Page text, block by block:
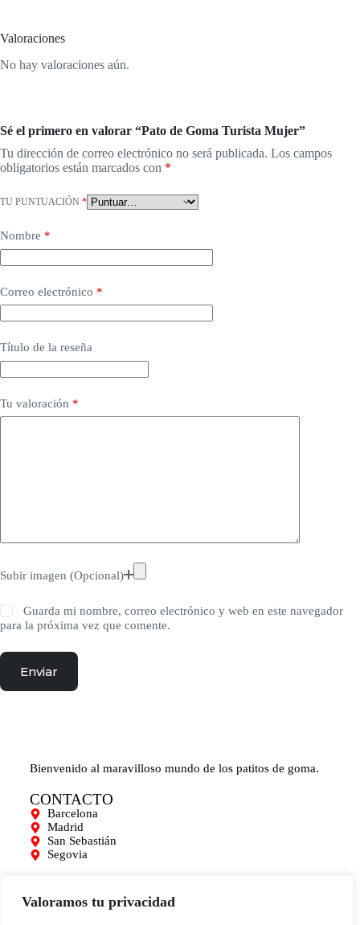
Valoramos tu privacidad
Valoraciones
No hay valoraciones aún.
Sé el primero en valorar “Pato de Goma Turista Mujer”
Tu dirección de correo electrónico no será publicada. Los campos
obligatorios están marcados con *
TU PUNTUACIÓN *
Nombre *
Correo electrónico *
Título de la reseña
Tu valoración *
Subir imagen (Opcional)
Guarda mi nombre, correo electrónico y web en este navegador
para la próxima vez que comente.
Enviar
Bienvenido al maravilloso mundo de los patitos de goma.
CONTACTO
Barcelona
Madrid
San Sebastián
Segovia
Mi cuenta